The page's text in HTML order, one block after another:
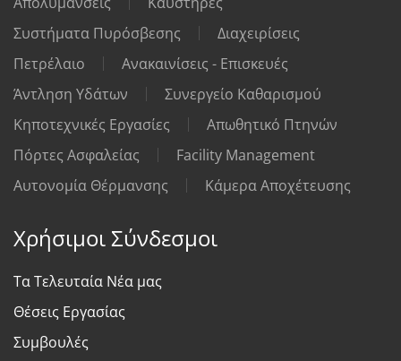
Συστήματα Πυρόσβεσης
Διαχειρίσεις
Πετρέλαιο
Ανακαινίσεις - Επισκευές
Άντληση Υδάτων
Συνεργείο Καθαρισμού
Κηποτεχνικές Εργασίες
Απωθητικό Πτηνών
Πόρτες Ασφαλείας
Facility Management
Αυτονομία Θέρμανσης
Κάμερα Αποχέτευσης
Χρήσιμοι Σύνδεσμοι
Τα Τελευταία Νέα μας
Θέσεις Εργασίας
Συμβουλές